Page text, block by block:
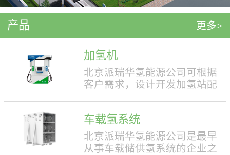
产品
加氢机
北京派瑞华氢能源公司可根据
客户需求，设计开发加氢站配
结构设计合理，便于操作，外
形美观，安全性强。具有双面
液晶显示屏，能支持IC卡、移
车载氢系统
北京派瑞华氢能源公司是最早
从事车载储供氢系统的企业之
更多>